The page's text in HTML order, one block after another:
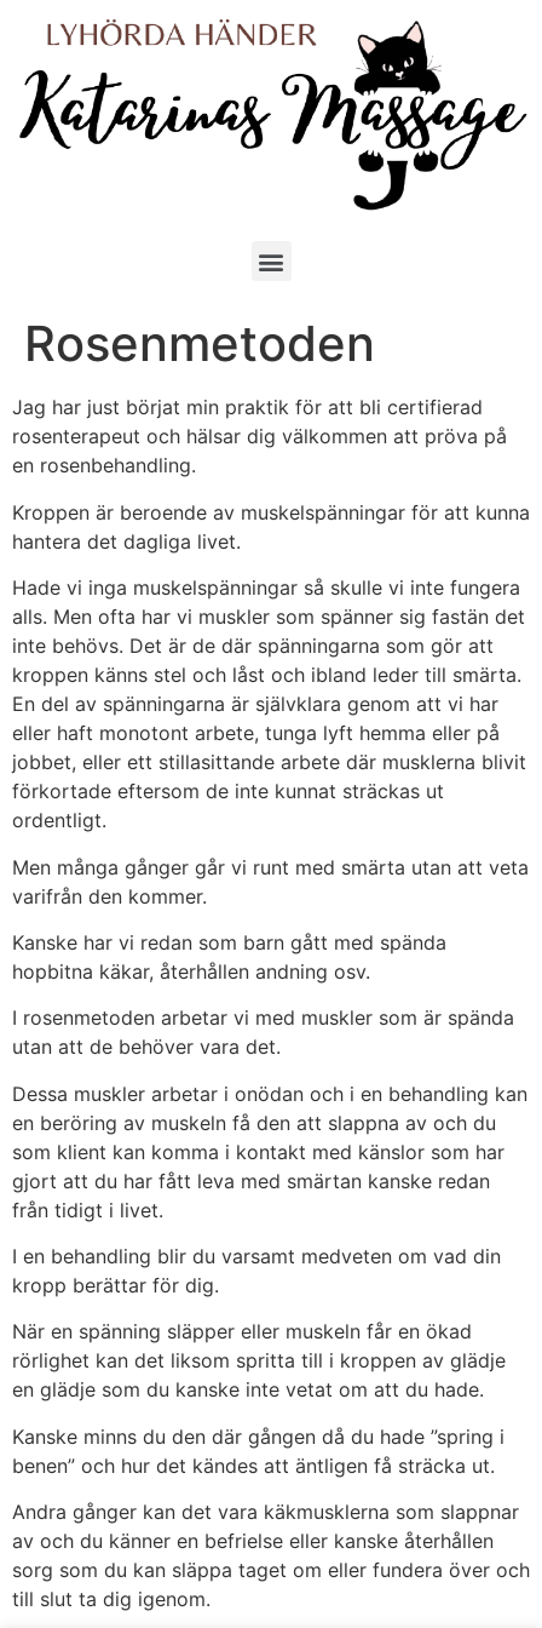
Rosenmetoden
Jag har just börjat min praktik för att bli certifierad
rosenterapeut och hälsar dig välkommen att pröva på
en rosenbehandling.
Kroppen är beroende av muskelspänningar för att kunna
hantera det dagliga livet.
Hade vi inga muskelspänningar så skulle vi inte fungera
alls. Men ofta har vi muskler som spänner sig fastän det
inte behövs. Det är de där spänningarna som gör att
kroppen känns stel och låst och ibland leder till smärta.
En del av spänningarna är självklara genom att vi har
eller haft monotont arbete, tunga lyft hemma eller på
jobbet, eller ett stillasittande arbete där musklerna blivit
förkortade eftersom de inte kunnat sträckas ut
ordentligt.
Men många gånger går vi runt med smärta utan att veta
varifrån den kommer.
Kanske har vi redan som barn gått med spända
hopbitna käkar, återhållen andning osv.
I rosenmetoden arbetar vi med muskler som är spända
utan att de behöver vara det.
Dessa muskler arbetar i onödan och i en behandling kan
en beröring av muskeln få den att slappna av och du
som klient kan komma i kontakt med känslor som har
gjort att du har fått leva med smärtan kanske redan
från tidigt i livet.
I en behandling blir du varsamt medveten om vad din
kropp berättar för dig.
När en spänning släpper eller muskeln får en ökad
rörlighet kan det liksom spritta till i kroppen av glädje
en glädje som du kanske inte vetat om att du hade.
Kanske minns du den där gången då du hade ”spring i
benen” och hur det kändes att äntligen få sträcka ut.
Andra gånger kan det vara käkmusklerna som slappnar
av och du känner en befrielse eller kanske återhållen
sorg som du kan släppa taget om eller fundera över och
till slut ta dig igenom.